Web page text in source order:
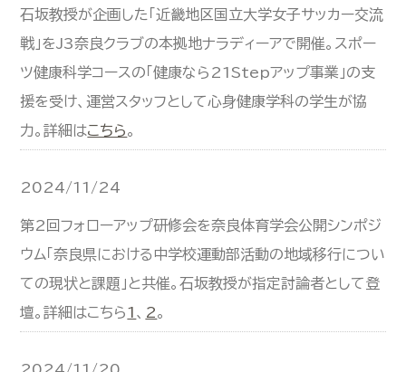
石坂教授が企画した「近畿地区国立大学女子サッカー交流
戦」をJ3奈良クラブの本拠地ナラディーアで開催。スポー
ツ健康科学コースの「健康なら21Stepアップ事業」の支
援を受け、運営スタッフとして心身健康学科の学生が協
力。詳細はこちら。
2024/11/24
第2回フォローアップ研修会を奈良体育学会公開シンポジ
ウム「奈良県における中学校運動部活動の地域移行につい
ての現状と課題」と共催。石坂教授が指定討論者として登
壇。詳細はこちら1 、 2。